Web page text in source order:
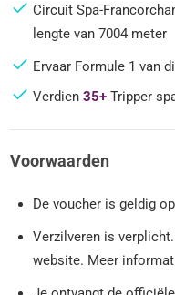
Circuit Spa-
lengte van 7004 meter
Ervaar Formule 1 van
Verdien35+ Tripper
Voorwaarden
De voucher is geldig
Verzilveren is
website. Meer